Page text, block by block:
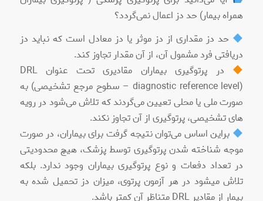
همراه بیمار) حد دز اعمال نمی‌گردد؟
حد دز مقداری از دز موثر یا دز معادل است که نباید دز
دریافتی فرد مشمول آن، از آن مقدار تجاوز کند.
در پرتوگیری بیماران مقادیری تحت عنوان DRL
(diagnostic reference level – سطوح مرجع تشخیصی) به
صورت ملی یا محلی تعیین می‌گردند که تلاش می‌شود در رویه
های تشخیصی، پرتوگیری از آن تجاوز نکند.
براین اساس می‌توان نتیجه گرفت برای بیماران، در صورت
موجه شناخته شدن پرتوگیری توسط پزشک، هیچ محدودیتی
در تعداد دفعات و نوع پرتوگیری بیماران وجود ندارد. بلکه
تلاش میشود در هر آزمون پرتوی، میزان دز تحمیل شده به
بیمار از مقادیر DRL متناظر آن کمتر باشد.